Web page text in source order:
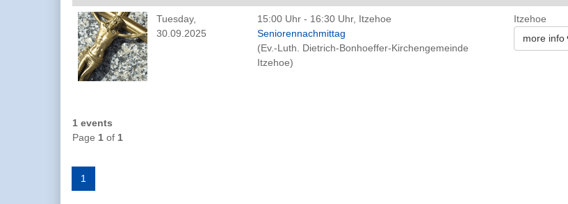
Tuesday,
30.09.2025
15:00 Uhr - 16:30 Uhr, Itzehoe
Seniorennachmittag
(Ev.-Luth. Dietrich-Bonhoeffer-Kirchengemeinde
Itzehoe)
Itzehoe
more info
1 events
Page 1 of 1
1